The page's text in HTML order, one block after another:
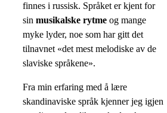
finnes i russisk. Språket er kjent for
sin musikalske rytme og mange
myke lyder, noe som har gitt det
tilnavnet «det mest melodiske av de
slaviske språkene».
Fra min erfaring med å lære
skandinaviske språk kjenner jeg igjen